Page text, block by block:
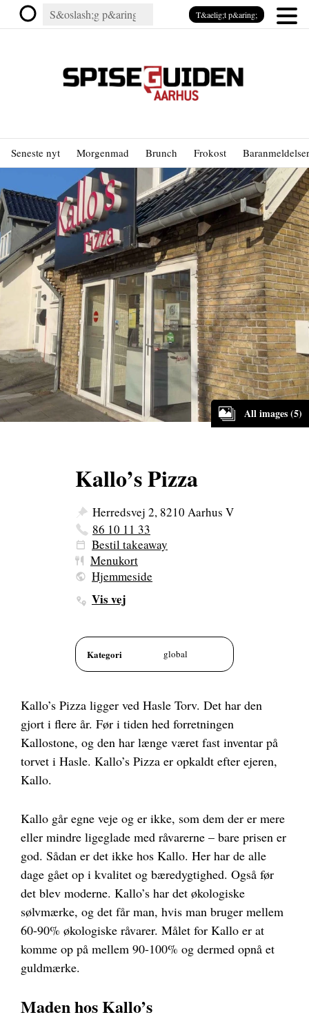
Seneste nyt Morgenmad Brunch Frokost Baranmeldelser
All images (5)
Kallo’s Pizza
Herredsvej 2, 8210 Aarhus V
86 10 11 33
Bestil takeaway
Menukort
Hjemmeside
Vis vej
Kategori global
Kallo’s Pizza ligger ved Hasle Torv. Det har den
gjort i flere år. Før i tiden hed forretningen
Kallostone, og den har længe været fast inventar på
torvet i Hasle. Kallo’s Pizza er opkaldt efter ejeren,
Kallo.
Kallo går egne veje og er ikke, som dem der er mere
eller mindre ligeglade med råvarerne – bare prisen er
god. Sådan er det ikke hos Kallo. Her har de alle
dage gået op i kvalitet og bæredygtighed. Også før
det blev moderne. Kallo’s har det økologiske
sølvmærke, og det får man, hvis man bruger mellem
60-90% økologiske råvarer. Målet for Kallo er at
komme op på mellem 90-100% og dermed opnå et
guldmærke.
Maden hos Kallo’s
T&aelig;t p&aring;